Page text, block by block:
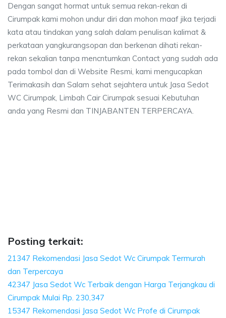
Dengan sangat hormat untuk semua rekan-rekan di
Cirumpak kami mohon undur diri dan mohon maaf jika terjadi
kata atau tindakan yang salah dalam penulisan kalimat &
perkataan yangkurangsopan dan berkenan dihati rekan-
rekan sekalian tanpa mencntumkan Contact yang sudah ada
pada tombol dan di Website Resmi, kami mengucapkan
Terimakasih dan Salam sehat sejahtera untuk Jasa Sedot
WC Cirumpak, Limbah Cair Cirumpak sesuai Kebutuhan
anda yang Resmi dan TINJABANTEN TERPERCAYA.
Posting terkait:
21347 Rekomendasi Jasa Sedot Wc Cirumpak Termurah
dan Terpercaya
42347 Jasa Sedot Wc Terbaik dengan Harga Terjangkau di
Cirumpak Mulai Rp. 230,347
15347 Rekomendasi Jasa Sedot Wc Profe di Cirumpak